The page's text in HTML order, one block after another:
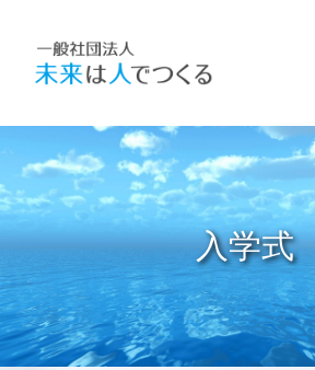
content
お知らせ
フリースクールおかむら塾
入学式